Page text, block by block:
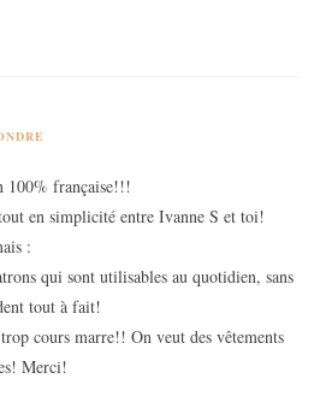
100% française!!!
en simplicité entre Ivanne S et toi!
:
qui sont utilisables au quotidien, sans
tout à fait!
cours marre!! On veut des vêtements
Merci!